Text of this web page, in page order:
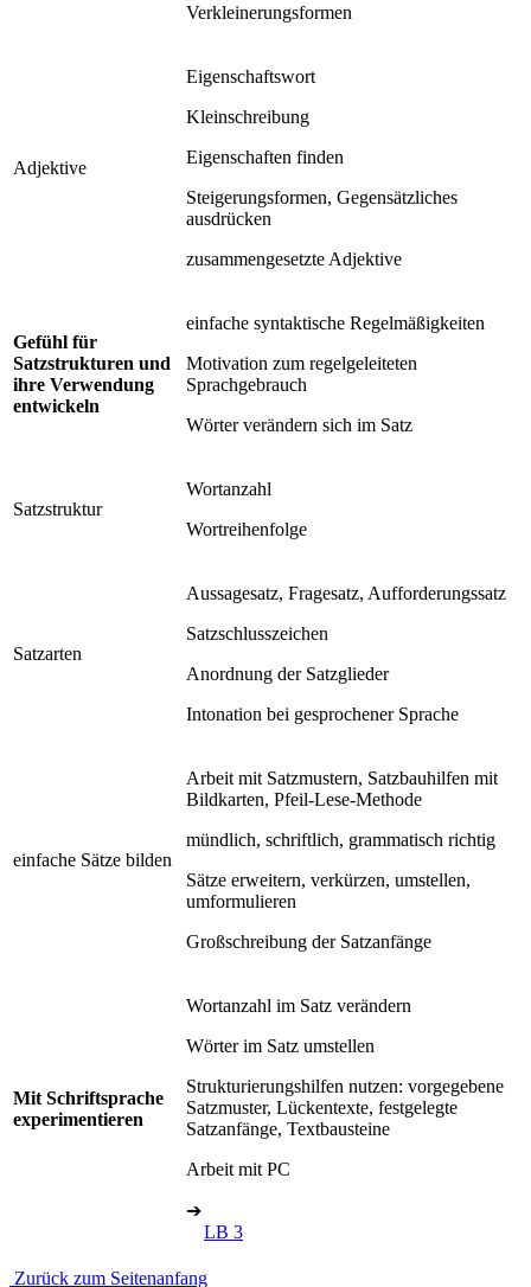
Verkleinerungsformen
Adjektive
Eigenschaftswort
Kleinschreibung
Eigenschaften finden
Steigerungsformen, Gegensätzliches
ausdrücken
zusammengesetzte Adjektive
Gefühl für
Satzstrukturen und
ihre Verwendung
entwickeln
einfache syntaktische Regelmäßigkeiten
Motivation zum regelgeleiteten
Sprachgebrauch
Wörter verändern sich im Satz
Satzstruktur
Wortanzahl
Wortreihenfolge
Satzarten
Aussagesatz, Fragesatz, Aufforderungssatz
Satzschlusszeichen
Anordnung der Satzglieder
Intonation bei gesprochener Sprache
einfache Sätze bilden
Arbeit mit Satzmustern, Satzbauhilfen mit
Bildkarten, Pfeil-Lese-Methode
mündlich, schriftlich, grammatisch richtig
Sätze erweitern, verkürzen, umstellen,
umformulieren
Großschreibung der Satzanfänge
Mit Schriftsprache
experimentieren
Wortanzahl im Satz verändern
Wörter im Satz umstellen
Strukturierungshilfen nutzen: vorgegebene
Satzmuster, Lückentexte, festgelegte
Satzanfänge, Textbausteine
Arbeit mit PC
➔
LB 3
Zurück zum Seitenanfang